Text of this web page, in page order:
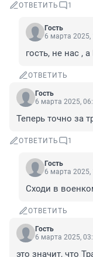
ОТВЕТИТЬ 1
Гость
6 марта 2025,
гость, не нас ,
ОТВЕТИТЬ
Гость
6 марта 2025,
Теперь точно за
ОТВЕТИТЬ 1
Гость
6 марта 2025,
Сходи в
ОТВЕТИТЬ
Гость
6 марта 2025,
это значит, что